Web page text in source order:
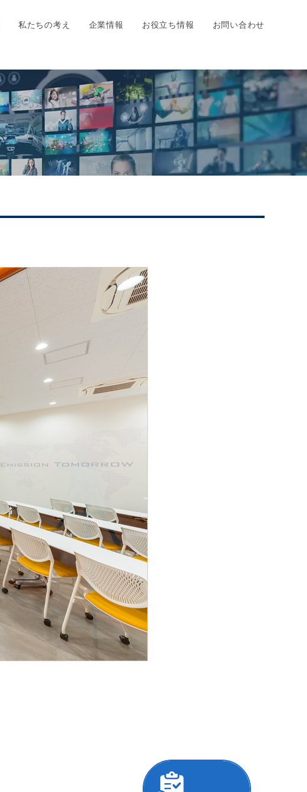
私たちの考え 企業情報 お役立ち情報 お問い合わせ